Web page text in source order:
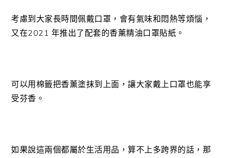
考慮到大家長時間佩戴口罩，會有氣味和悶熱等煩惱，
又在2021 年推出了配套的香薰精油口罩貼紙。
可以用棉籤把香薰塗抹到上面，讓大家戴上口罩也能享
受芬香。
如果說這兩個都屬於生活用品，算不上多跨界的話，那